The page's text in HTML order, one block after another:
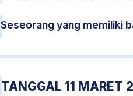
Seseorang yang memiliki
TANGGAL 11 MARET